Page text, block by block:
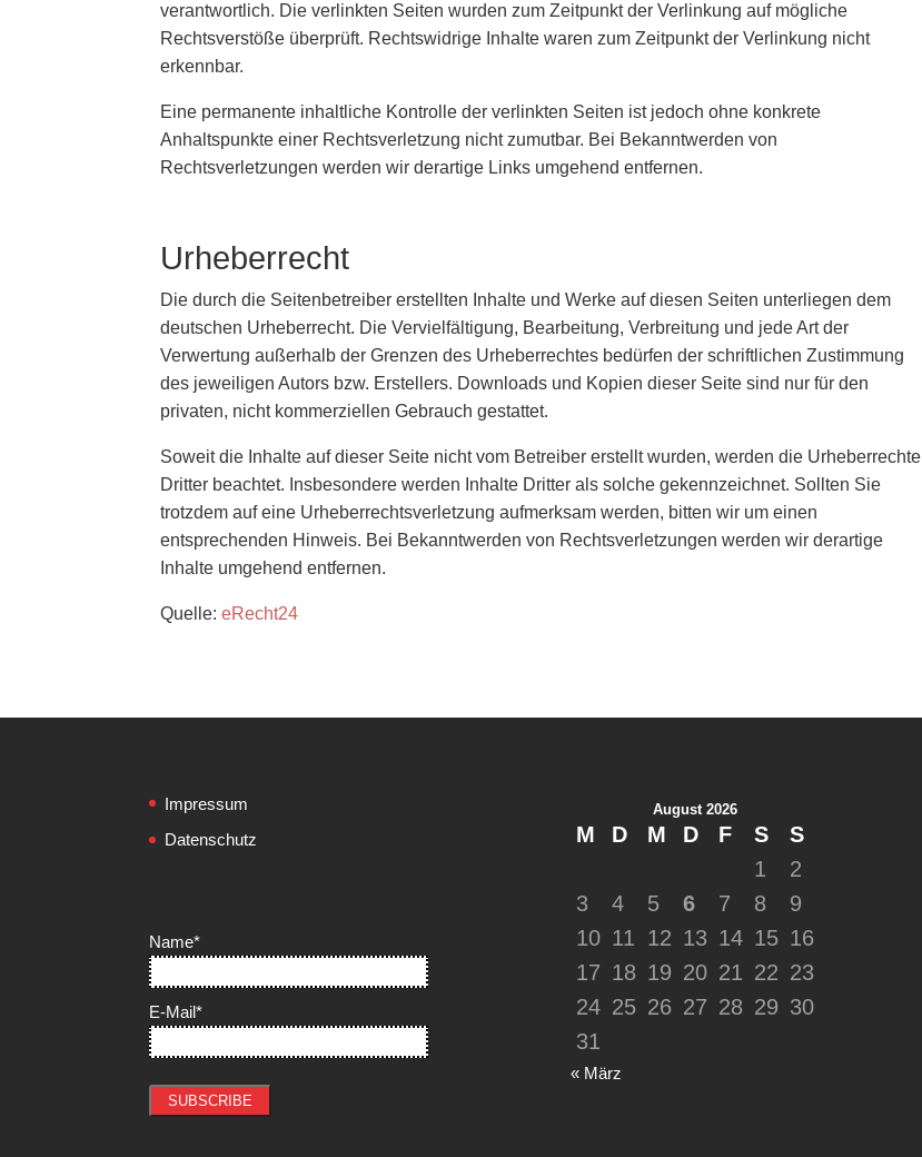
verantwortlich. Die verlinkten Seiten wurden zum Zeitpunkt der Verlinkung auf mögliche
Rechtsverstöße überprüft. Rechtswidrige Inhalte waren zum Zeitpunkt der Verlinkung nicht
erkennbar.
Eine permanente inhaltliche Kontrolle der verlinkten Seiten ist jedoch ohne konkrete
Anhaltspunkte einer Rechtsverletzung nicht zumutbar. Bei Bekanntwerden von
Rechtsverletzungen werden wir derartige Links umgehend entfernen.
Urheberrecht
Die durch die Seitenbetreiber erstellten Inhalte und Werke auf diesen Seiten unterliegen dem
deutschen Urheberrecht. Die Vervielfältigung, Bearbeitung, Verbreitung und jede Art der
Verwertung außerhalb der Grenzen des Urheberrechtes bedürfen der schriftlichen Zustimmung
des jeweiligen Autors bzw. Erstellers. Downloads und Kopien dieser Seite sind nur für den
privaten, nicht kommerziellen Gebrauch gestattet.
Soweit die Inhalte auf dieser Seite nicht vom Betreiber erstellt wurden, werden die Urheberrechte
Dritter beachtet. Insbesondere werden Inhalte Dritter als solche gekennzeichnet. Sollten Sie
trotzdem auf eine Urheberrechtsverletzung aufmerksam werden, bitten wir um einen
entsprechenden Hinweis. Bei Bekanntwerden von Rechtsverletzungen werden wir derartige
Inhalte umgehend entfernen.
Quelle:eRecht24
Impressum
Datenschutz
Name*
E-Mail*
August 2026
M D M D F S
S
1
2
3
4 5 6 7 8
9
10 11 12 13 14 15 16
17 18 19 20 21 22 23
24 25 26 27 28 29 30
31
« März